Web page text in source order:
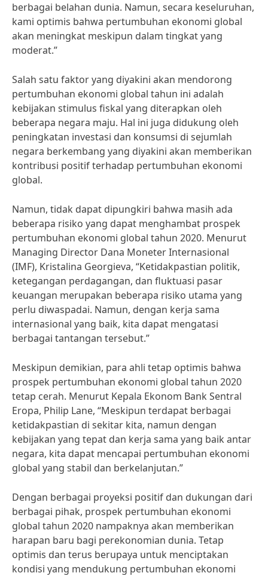
berbagai belahan dunia. Namun, secara keseluruhan,
kami optimis bahwa pertumbuhan ekonomi global
akan meningkat meskipun dalam tingkat yang
moderat.”
Salah satu faktor yang diyakini akan mendorong
pertumbuhan ekonomi global tahun ini adalah
kebijakan stimulus fiskal yang diterapkan oleh
beberapa negara maju. Hal ini juga didukung oleh
peningkatan investasi dan konsumsi di sejumlah
negara berkembang yang diyakini akan memberikan
kontribusi positif terhadap pertumbuhan ekonomi
global.
Namun, tidak dapat dipungkiri bahwa masih ada
beberapa risiko yang dapat menghambat prospek
pertumbuhan ekonomi global tahun 2020. Menurut
Managing Director Dana Moneter Internasional
(IMF), Kristalina Georgieva, “Ketidakpastian politik,
ketegangan perdagangan, dan fluktuasi pasar
keuangan merupakan beberapa risiko utama yang
perlu diwaspadai. Namun, dengan kerja sama
internasional yang baik, kita dapat mengatasi
berbagai tantangan tersebut.”
Meskipun demikian, para ahli tetap optimis bahwa
prospek pertumbuhan ekonomi global tahun 2020
tetap cerah. Menurut Kepala Ekonom Bank Sentral
Eropa, Philip Lane, “Meskipun terdapat berbagai
ketidakpastian di sekitar kita, namun dengan
kebijakan yang tepat dan kerja sama yang baik antar
negara, kita dapat mencapai pertumbuhan ekonomi
global yang stabil dan berkelanjutan.”
Dengan berbagai proyeksi positif dan dukungan dari
berbagai pihak, prospek pertumbuhan ekonomi
global tahun 2020 nampaknya akan memberikan
harapan baru bagi perekonomian dunia. Tetap
optimis dan terus berupaya untuk menciptakan
kondisi yang mendukung pertumbuhan ekonomi